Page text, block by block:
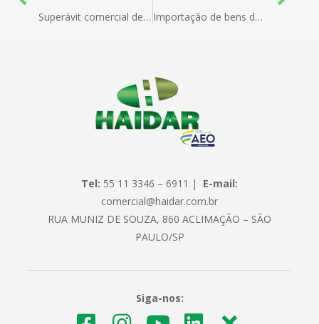
Superávit comercial de agosto é o 2º melhor do ano. Importação de bens de consumo tem forte alta
Tel: 55 11 3346 – 6911 | E-mail:
comercial@haidar.com.br
RUA MUNIZ DE SOUZA, 860 ACLIMAÇÃO – SÃO
PAULO/SP
Siga-nos: